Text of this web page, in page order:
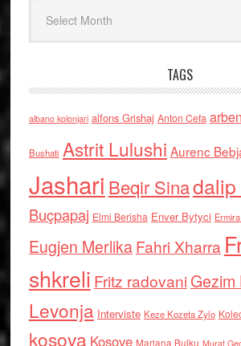
TAGS
albano kolonjari alfons Grishaj Anton Cefa
Bushati Astrit Lulushi Aurenc
Jashari Beqir Sina
Buçpapaj Elmi Berisha Enver Bytyci
Eugjen MerlikaFahri Xharra
shkreli Fritz radovaniGezim
Levonja Interviste Keze Kozeta Zylo
kosova Kosove Marjana Bulku Murat